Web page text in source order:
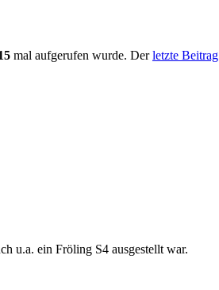
mal aufgerufen wurde. Derletzte Beitrag
u.a. ein Fröling S4 ausgestellt war.